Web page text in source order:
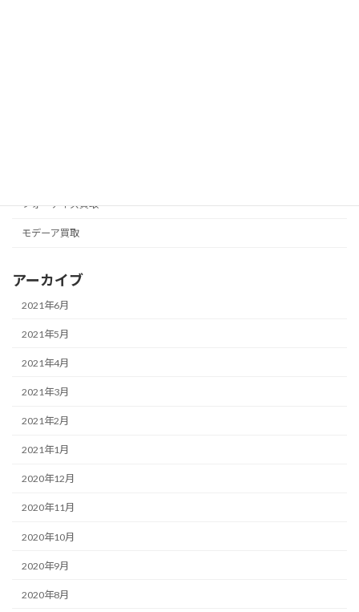
フォーデイズ買取
モデーア買取
アーカイブ
2021年6月
2021年5月
2021年4月
2021年3月
2021年2月
2021年1月
2020年12月
2020年11月
2020年10月
2020年9月
2020年8月